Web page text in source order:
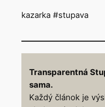
kazarka #stupava
Transparentná
sama.
Každý článok je